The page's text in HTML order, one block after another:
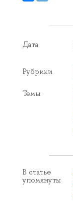
Дата
Рубрики
Темы
В статье
упомянуты